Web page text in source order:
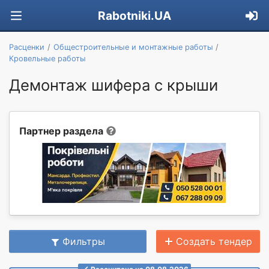
Rabotniki.UA
Расценки
Общестроительные и монтажные работы
Кровельные работы
Демонтаж шифера с крыши
Партнер раздела
Фильтры Создать тендер